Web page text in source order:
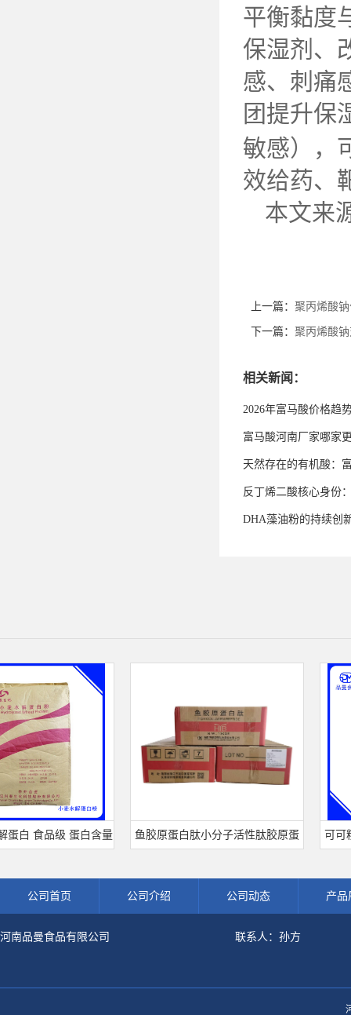
平衡黏度
保湿剂、
感、刺痛
团提升保
敏感），
效给药、
本文来
上一篇： 聚丙烯酸
下一篇： 聚丙烯酸
相关新闻：
2026年富马酸价格趋
富马酸河南厂家哪家
天然存在的有机酸：
反丁烯二酸核心身份
DHA藻油粉的持续创
品级 蛋白含量 鱼胶原蛋白肽小分子活性肽胶原蛋 可可粉可
公司首页 公司介绍 公司动态 产品
河南品曼食品有限公司 联系人：孙方